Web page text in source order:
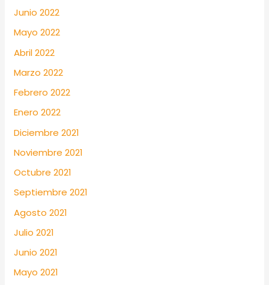
Junio 2022
Mayo 2022
Abril 2022
Marzo 2022
Febrero 2022
Enero 2022
Diciembre 2021
Noviembre 2021
Octubre 2021
Septiembre 2021
Agosto 2021
Julio 2021
Junio 2021
Mayo 2021